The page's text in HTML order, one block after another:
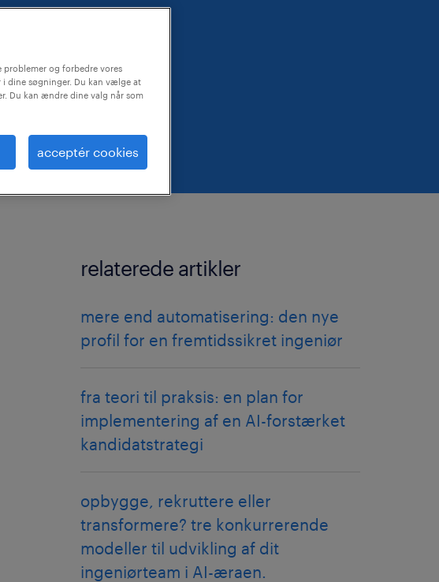
relaterede artikler
mere end automatisering: den nye
profil for en fremtidssikret ingeniør
fra teori til praksis: en plan for
implementering af en AI-forstærket
kandidatstrategi
opbygge, rekruttere eller
transformere? tre konkurrerende
modeller til udvikling af dit
ingeniørteam i AI-æraen.
problemer og forbedre vores
i dine søgninger. Du kan vælge at
Du kan ændre dine valg når som
acceptér cookies